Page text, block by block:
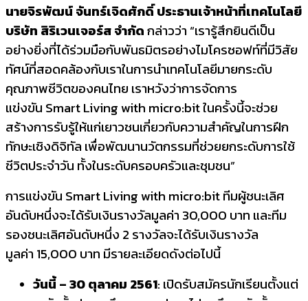
นายจิรพัฒน์ จันทร์เจิดศักดิ์ ประธานเจ้าหน้าที่เทคโนโลยี
บริษัท สิริเวนเจอร์ส จำกัดกล่าวว่า “เรารู้สึกยินดีเป็น
อย่างยิ่งที่ได้ร่วมมือกับพันธมิตรอย่างไมโครซอฟท์ที่มีวิสัย
ทัศน์ที่สอดคล้องกับเราในการนำเทคโนโลยีมายกระดับ
คุณภาพชีวิตของคนไทย เราหวังว่าการจัดการ
แข่งขัน Smart Living with micro:bit ในครั้งนี้จะช่วย
สร้างการรับรู้ให้แก่เยาวชนเกี่ยวกับความสำคัญในการฝึก
ทักษะเชิงดิจิทัล เพื่อพัฒนานวัตกรรมที่ช่วยยกระดับการใช้
ชีวิตประจำวัน ทั้งในระดับครอบครัวและชุมชน”
การแข่งขัน Smart Living with micro:bit ทีมผู้ชนะเลิศ
อันดับหนึ่งจะได้รับเงินรางวัลมูลค่า 30,000 บาท และทีม
รองชนะเลิศอันดับหนึ่ง 2 รางวัลจะได้รับเงินรางวัล
มูลค่า 15,000 บาท มีรายละเอียดดังต่อไปนี้
วันนี้– 30 ตุลาคม 2561: เปิดรับสมัครนักเรียนตั้งแต่